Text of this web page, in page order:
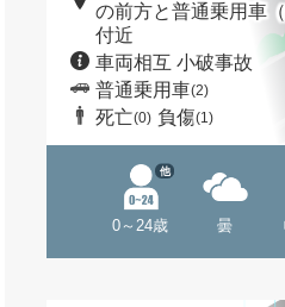
の前方と普通乗用車
付近
車両相互 小破事故
普通乗用車(2)
死亡(0) 負傷(1)
0～24歳
他
曇